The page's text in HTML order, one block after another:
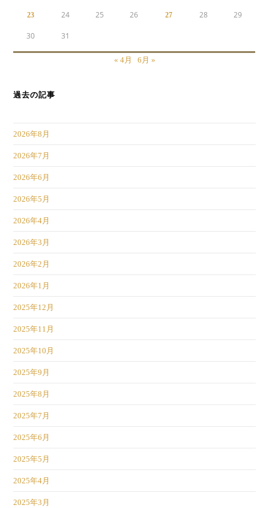
23 24 25 26 27 28 29
30 31
« 4月 6月 »
過去の記事
2026年8月
2026年7月
2026年6月
2026年5月
2026年4月
2026年3月
2026年2月
2026年1月
2025年12月
2025年11月
2025年10月
2025年9月
2025年8月
2025年7月
2025年6月
2025年5月
2025年4月
2025年3月